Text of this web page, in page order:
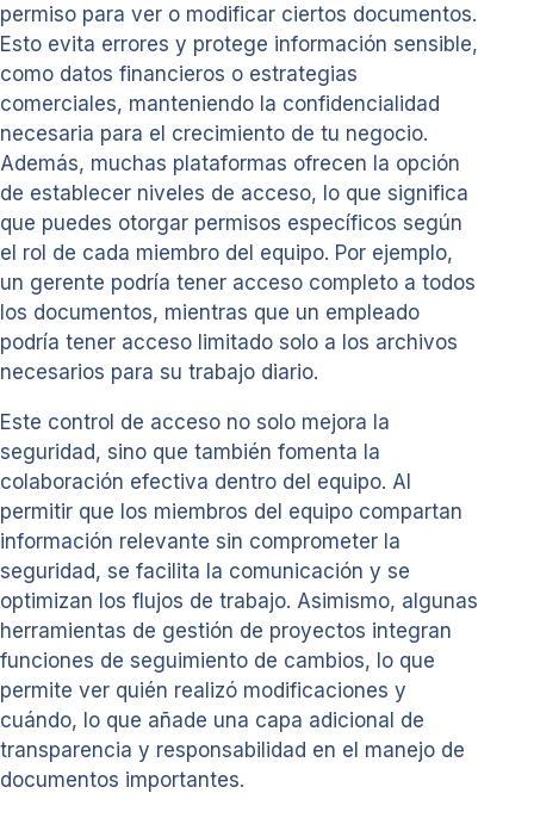
permiso para ver o modificar ciertos documentos.
Esto evita errores y protege información sensible,
como datos financieros o estrategias
comerciales, manteniendo la confidencialidad
necesaria para el crecimiento de tu negocio.
Además, muchas plataformas ofrecen la opción
de establecer niveles de acceso, lo que significa
que puedes otorgar permisos específicos según
el rol de cada miembro del equipo. Por ejemplo,
un gerente podría tener acceso completo a todos
los documentos, mientras que un empleado
podría tener acceso limitado solo a los archivos
necesarios para su trabajo diario.
Este control de acceso no solo mejora la
seguridad, sino que también fomenta la
colaboración efectiva dentro del equipo. Al
permitir que los miembros del equipo compartan
información relevante sin comprometer la
seguridad, se facilita la comunicación y se
optimizan los flujos de trabajo. Asimismo, algunas
herramientas de gestión de proyectos integran
funciones de seguimiento de cambios, lo que
permite ver quién realizó modificaciones y
cuándo, lo que añade una capa adicional de
transparencia y responsabilidad en el manejo de
documentos importantes.